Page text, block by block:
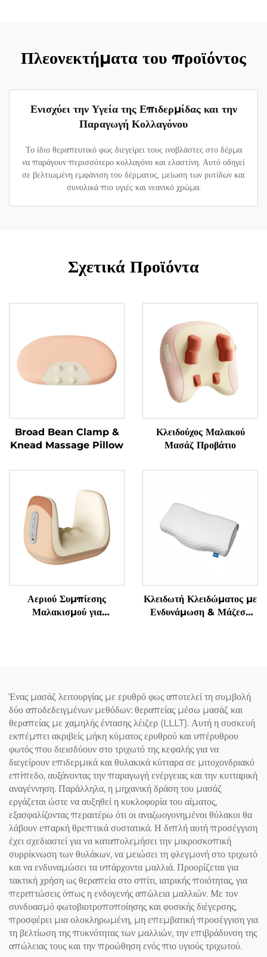
Πλεονεκτήματα του προϊόντος
Ενισχύει την Υγεία της Επιδερμίδας και την
Παραγωγή Κολλαγόνου
Το ίδιο θεραπευτικό φως διεγείρει τους ινοβλάστες στο δέρμα
να παράγουν περισσότερο κολλαγόνο και ελαστίνη. Αυτό οδηγεί
σε βελτιωμένη εμφάνιση του δέρματος, μείωση των ρυτίδων και
συνολικά πιο υγιές και νεανικό χρώμα.
Σχετικά Προϊόντα
Broad Bean Clamp &
Knead Massage Pillow
Κλειδούχος Μαλακού
Μασάζ Προβάτιο
Αεριού Συμπίεσης
Μαλακισμού για
Κλειδωτή Κλειδώματος με
Ενδυνάμωση & Μάζεση
Ένας μασάζ λειτουργίας με ερυθρό φως αποτελεί τη συμβολή
δύο αποδεδειγμένων μεθόδων: θεραπείας μέσω μασάζ και
θεραπείας με χαμηλής έντασης λέιζερ (LLLT). Αυτή η συσκευή
εκπέμπει ακριβείς μήκη κύματος ερυθρού και υπέρυθρου
φωτός που διεισδύουν στο τριχωτό της κεφαλής για να
διεγείρουν επιδερμικά και θυλακικά κύτταρα σε μιτοχονδριακό
επίπεδο, αυξάνοντας την παραγωγή ενέργειας και την κυτταρική
αναγέννηση. Παράλληλα, η μηχανική δράση του μασάζ
εργάζεται ώστε να αυξηθεί η κυκλοφορία του αίματος,
εξασφαλίζοντας περαιτέρω ότι οι αναζωογονημένοι θύλακοι θα
λάβουν επαρκή θρεπτικά συστατικά. Η διπλή αυτή προσέγγιση
έχει σχεδιαστεί για να καταπολεμήσει την μικροσκοπική
συρρίκνωση των θυλάκων, να μειώσει τη φλεγμονή στο τριχωτό
και να ενδυναμώσει τα υπάρχοντα μαλλιά. Προορίζεται για
τακτική χρήση ως θεραπεία στο σπίτι, ιατρικής ποιότητας, για
περιπτώσεις όπως η ενδογενής απώλεια μαλλιών. Με τον
συνδυασμό φωτοβιοτροποποίησης και φυσικής διέγερσης,
προσφέρει μια ολοκληρωμένη, μη επεμβατική προσέγγιση για
τη βελτίωση της πυκνότητας των μαλλιών, την επιβράδυνση της
απώλειας τους και την προώθηση ενός πιο υγιούς τριχωτού.